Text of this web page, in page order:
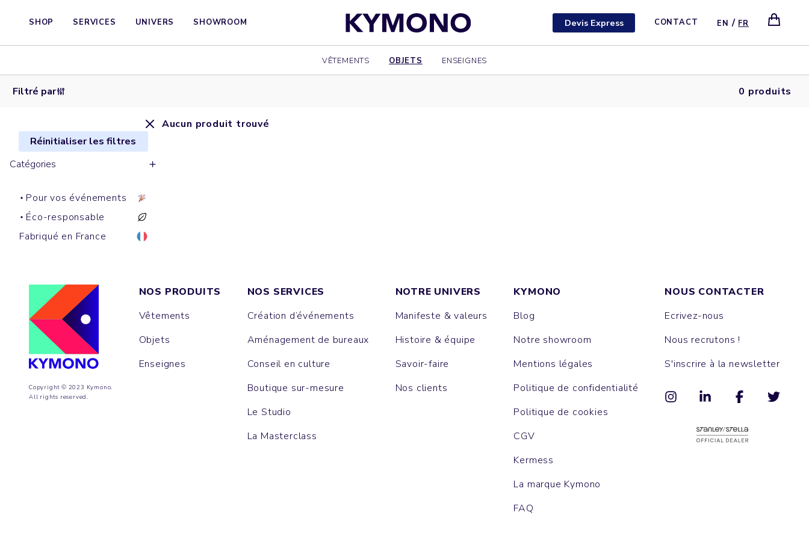
SHOP SERVICES UNIVERS SHOWROOM Devis Express CONTACT EN / FR
VÊTEMENTS OBJETS ENSEIGNES
Filtré par 0 produits
Réinitialiser les filtres
Catégories
Pour vos événements
Éco-responsable
Fabriqué en France
Aucun produit trouvé
Copyright © 2023 Kymono.
All rights reserved.
NOS PRODUITS
Vêtements
Objets
Enseignes
NOS SERVICES
Création d’événements
Aménagement de bureaux
Conseil en culture
Boutique sur-mesure
Le Studio
La Masterclass
NOTRE UNIVERS
Manifeste & valeurs
Histoire & équipe
Savoir-faire
Nos clients
KYMONO
Blog
Notre showroom
Mentions légales
Politique de confidentialité
Politique de cookies
CGV
Kermess
La marque Kymono
FAQ
NOUS CONTACTER
Ecrivez-nous
Nous recrutons !
S'inscrire à la newsletter